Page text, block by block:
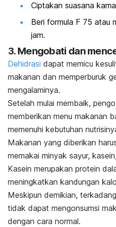
Ciptakan suasana
Beri formula F 75 atau
jam.
3. Mengobati dan
Dehidrasi dapat memicu
makanan dan memperburuk
mengalaminya.
Setelah mulai membaik,
memberikan menu makanan
memenuhi kebutuhan
Makanan yang diberikan
memakai minyak sayur,
Kasein merupakan protein
meningkatkan kandungan
Meskipun demikian,
tidak dapat mengonsumsi
dengan cara normal.